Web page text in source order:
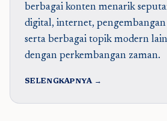
berbagai konten menarik
digital, internet, pengembangan
serta berbagai topik modern
dengan perkembangan zaman.
SELENGKAPNYA →